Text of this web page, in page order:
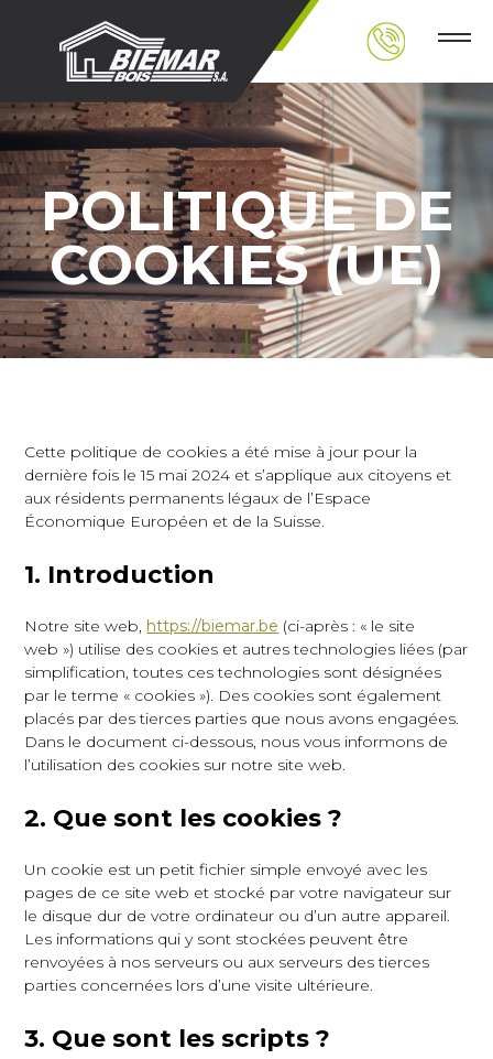
POLITIQUE DE
COOKIES (UE)
Cette politique de cookies a été mise à jour pour la
dernière fois le 15 mai 2024 et s’applique aux citoyens et
aux résidents permanents légaux de l’Espace
Économique Européen et de la Suisse.
1. Introduction
Notre site web, https://biemar.be (ci-après : « le site
web ») utilise des cookies et autres technologies liées (par
simplification, toutes ces technologies sont désignées
par le terme « cookies »). Des cookies sont également
placés par des tierces parties que nous avons engagées.
Dans le document ci-dessous, nous vous informons de
l’utilisation des cookies sur notre site web.
2. Que sont les cookies ?
Un cookie est un petit fichier simple envoyé avec les
pages de ce site web et stocké par votre navigateur sur
le disque dur de votre ordinateur ou d’un autre appareil.
Les informations qui y sont stockées peuvent être
renvoyées à nos serveurs ou aux serveurs des tierces
parties concernées lors d’une visite ultérieure.
3. Que sont les scripts ?